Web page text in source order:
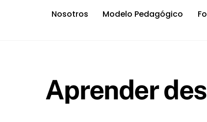
Nosotros Modelo Pedagógico
Aprender